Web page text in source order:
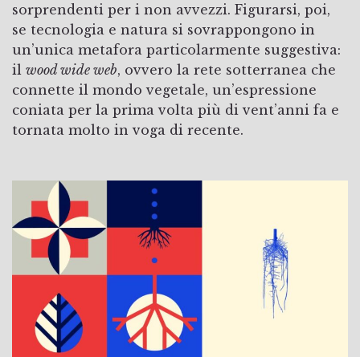
sorprendenti per i non avvezzi. Figurarsi, poi,
se tecnologia e natura si sovrappongono in
un’unica metafora particolarmente suggestiva:
il wood wide web, ovvero la rete sotterranea che
connette il mondo vegetale, un’espressione
coniata per la prima volta più di vent’anni fa e
tornata molto in voga di recente.